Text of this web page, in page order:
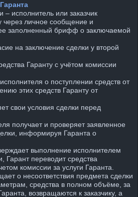
– исполнитель или заказчик
через личное сообщение и
заполненный брифф о заключаемой
на заключение сделки у второй
Гаранту с учётом комиссии
о поступлении средств от
этих средств Гаранту от
свои условия сделки перед
получает и проверяет заявленное
информируя Гаранта о
выполнение исполнителем
Гарант переводит средства
комиссии за услуги Гаранта.
о несоответствия предмета сделки
средства в полном объёме, за
возвращаются к заказчику, а